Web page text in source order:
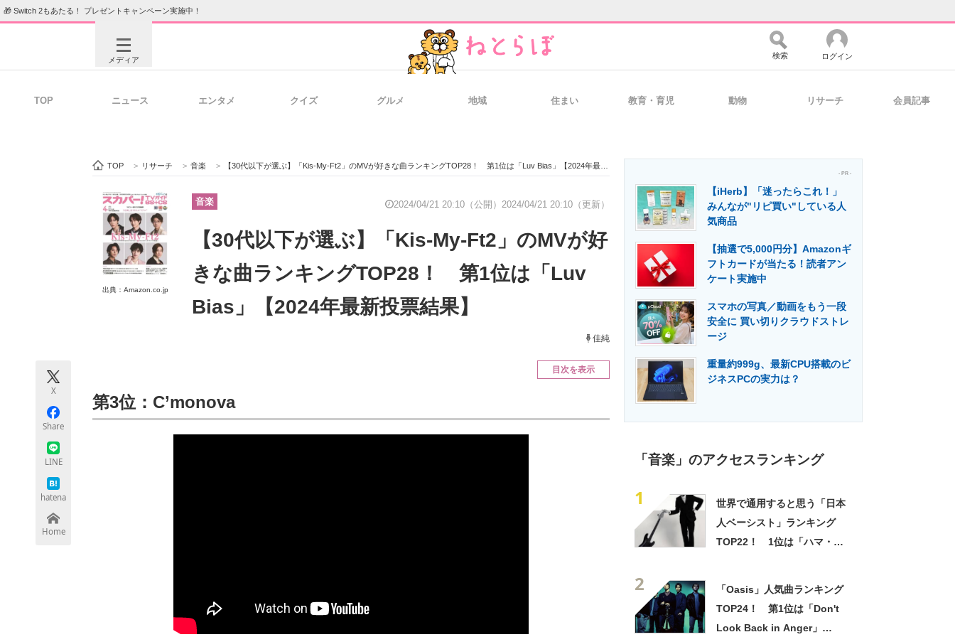
🎁 Switch 2もあたる！ プレゼントキャンペーン実施中！
メディア
ビジネスと働き方のヒント 経営リーダーのコミュニティ マーケ×ITの今がよく分かる
ITエンジニア向け専門サイト 製造業のIT導入・活用を支援
エネルギーの専門メディア 建設×テクノロジーの最前線
ちょっと気になるネットの話題
検索 ログイン
TOP ニュース エンタメ クイズ グルメ 地域 住まい 教育・育児 動物 リサーチ 会員記事
TOP > リサーチ > 音楽 > 【30代以下が選ぶ】「Kis-My-Ft2」のMVが好きな曲ランキングTOP28！ 第1位は「Luv Bias」【2024年最新投票結果】
出典：Amazon.co.jp
音楽 2024/04/21 20:10（公開） 2024/04/21 20:10（更新）
【30代以下が選ぶ】「Kis-My-Ft2」のMVが好
きな曲ランキングTOP28！ 第1位は「Luv
Bias」【2024年最新投票結果】
佳純
X
Share
LINE
hatena
Home
目次を表示
第3位：C’monova
- PR -
【iHerb】「迷ったらこれ！」
みんなが"リピ買い"している人
気商品
【抽選で5,000円分】Amazonギ
フトカードが当たる！読者アン
ケート実施中
スマホの写真／動画をもう一段
安全に 買い切りクラウドストレ
ージ
重量約999g、最新CPU搭載のビ
ジネスPCの実力は？
「音楽」のアクセスランキング
1
世界で通用すると思う「日本
人ベーシスト」ランキング
TOP22！ 1位は「ハマ・オ
2
「Oasis」人気曲ランキング
TOP24！ 第1位は「Don't
Look Back in Anger」